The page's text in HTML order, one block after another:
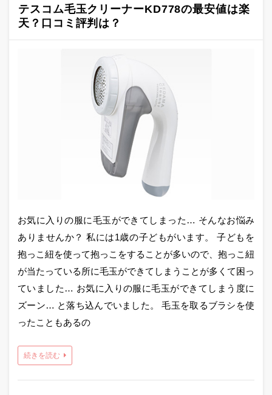
テスコム毛玉クリーナーKD778の最安値は楽
天？口コミ評判は？
お気に入りの服に毛玉ができてしまった… そんなお悩み
ありませんか？ 私には1歳の子どもがいます。 子どもを
抱っこ紐を使って抱っこをすることが多いので、抱っこ紐
が当たっている所に毛玉ができてしまうことが多くて困っ
ていました… お気に入りの服に毛玉ができてしまう度に
ズーン… と落ち込んでいました。 毛玉を取るブラシを使
ったこともあるの
続きを読む